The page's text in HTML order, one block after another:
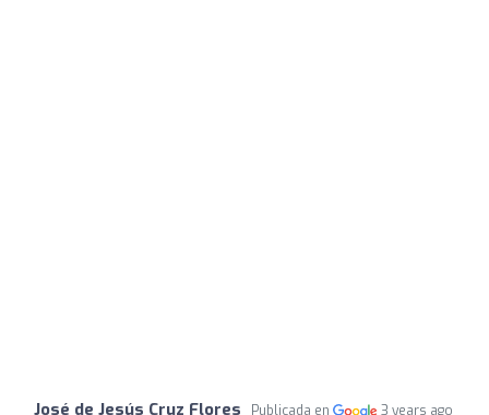
José de Jesús Cruz Flores Publicada en 3 years ago